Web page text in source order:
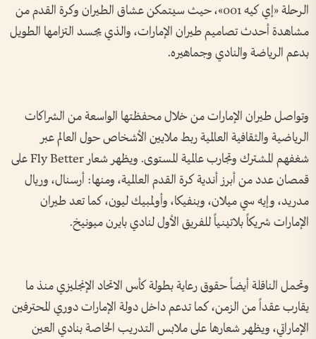
الرحلة «إي كيه 001»، حيث سيتمكن عشاق الطيران وكرة القدم من
مشاهدة أحدث تصاميم طيران الإمارات، والذي يجسد التزامها الطويل
بدعم الرياضة والنادي وجماهيره.
وتواصل طيران الإمارات من خلال محفظتها الواسعة من الشراكات
الرياضية والثقافية العالمية ربط ملايين الأشخاص حول العالم عبر
شغفهم المشترك وتجارب عالمية المستوى. ويظهر شعار Fly Better على
قمصان عدد من أبرز أندية كرة القدم العالمية، ومنها: أرسنال، وريال
مدريد، وإيه سي ميلان، وبنفيكا، وأولمبيك ليون، كما تعد طيران
الإمارات شريكاً بلاتينياً للفريق الأول لنادي بايرن ميونيخ.
وتحمل الناقلة أيضاً حقوق رعاية بطولة كأس الاتحاد الإنجليزي منذ ما
يقارب عقداً من الزمن، كما تدعم داخل دولة الإمارات دوري المحترفين
الإماراتي، ويظهر شعارها على ملابس التدريب الخاصة بنادي العين